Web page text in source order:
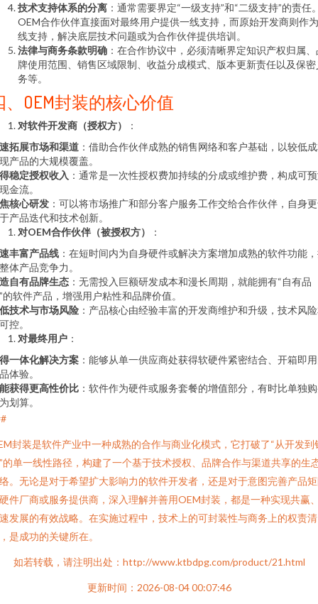
技术支持体系的分离 ：通常需要界定“一级支持”和“二级支持”的责任
OEM合作伙伴直接面对最终用户提供一线支持，而原始开发商则作
线支持，解决底层技术问题或为合作伙伴提供培训。
法律与商务条款明确 ：在合作协议中，必须清晰界定知识产权归属
牌使用范围、销售区域限制、收益分成模式、版本更新责任以及保密
务等。
、OEM封装的核心价值
对软件开发商（授权方）
：
拓展市场和渠道 ：借助合作伙伴成熟的销售网络和客户基础，以较低
产品的大规模覆盖。
稳定授权收入 ：通常是一次性授权费加持续的分成或维护费，构成可
金流。
核心研发 ：可以将市场推广和部分客户服务工作交给合作伙伴，自身
产品迭代和技术创新。
对OEM合作伙伴（被授权方）
：
丰富产品线 ：在短时间内为自身硬件或解决方案增加成熟的软件功能
体产品竞争力。
自有品牌生态 ：无需投入巨额研发成本和漫长周期，就能拥有“自有品
的软件产品，增强用户粘性和品牌价值。
技术与市场风险 ：产品核心由经验丰富的开发商维护和升级，技术风
控。
对最终用户 ：
一体化解决方案 ：能够从单一供应商处获得软硬件紧密结合、开箱即
体验。
获得更高性价比 ：软件作为硬件或服务套餐的增值部分，有时比单独
划算。
封装是软件产业中一种成熟的合作与商业化模式，它打破了“从开发到
的单一线性路径，构建了一个基于技术授权、品牌合作与渠道共享的生
。无论是对于希望扩大影响力的软件开发者，还是对于意图完善产品
件厂商或服务提供商，深入理解并善用OEM封装，都是一种实现共赢
发展的有效战略。在实施过程中，技术上的可封装性与商务上的权责清
是成功的关键所在。
如若转载，请注明出处：http://www.ktbdpg.com/product/21.html
更新时间：2026-08-04 00:07:46